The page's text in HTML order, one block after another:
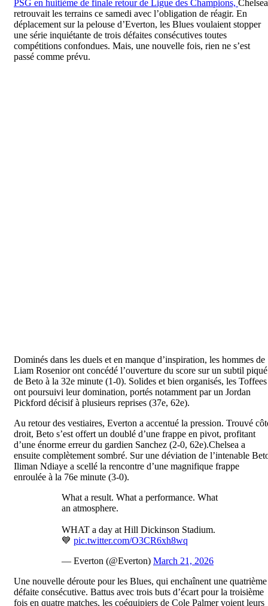
PSG en huitième de finale retour de Ligue des Champions, Chelsea
retrouvait les terrains ce samedi avec l’obligation de réagir. En
déplacement sur la pelouse d’Everton, les Blues voulaient stopper
une série inquiétante de trois défaites consécutives toutes
compétitions confondues. Mais, une nouvelle fois, rien ne s’est
passé comme prévu.
Dominés dans les duels et en manque d’inspiration, les hommes de
Liam Rosenior ont concédé l’ouverture du score sur un subtil piqué
de Beto à la 32e minute (1-0). Solides et bien organisés, les Toffees
ont poursuivi leur domination, portés notamment par un Jordan
Pickford décisif à plusieurs reprises (37e, 62e).
Au retour des vestiaires, Everton a accentué la pression. Trouvé
droit, Beto s’est offert un doublé d’une frappe en pivot, profitant
d’une énorme erreur du gardien Sanchez (2-0, 62e).Chelsea a
ensuite complètement sombré. Sur une déviation de l’intenable
Iliman Ndiaye a scellé la rencontre d’une magnifique frappe
enroulée à la 76e minute (3-0).
What a result. What a performance. What
an atmosphere.
WHAT a day at Hill Dickinson Stadium.
💙 pic.twitter.com/O3CR6xh8wq
— Everton (@Everton) March 21, 2026
Une nouvelle déroute pour les Blues, qui enchaînent une quatrième
défaite consécutive. Battus avec trois buts d’écart pour la troisième
fois en quatre matches, les coéquipiers de Cole Palmer voient leurs